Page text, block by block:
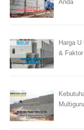
Anda
Harga
&